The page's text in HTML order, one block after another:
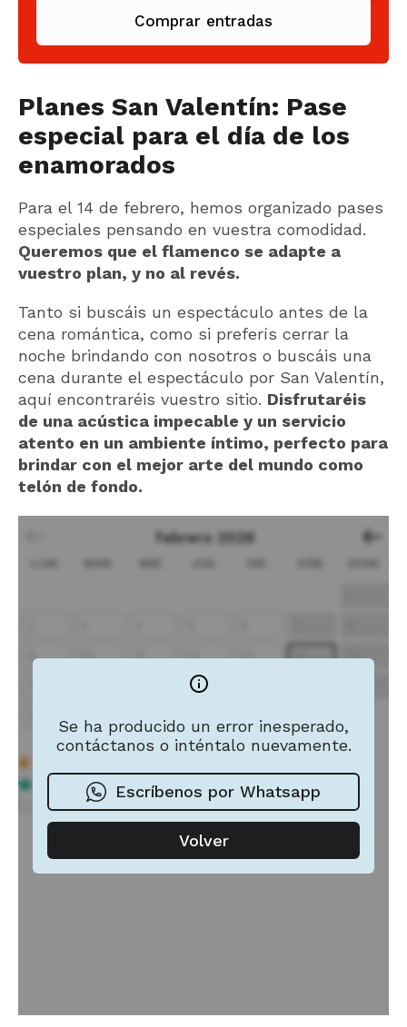
Comprar entradas
Planes San Valentín: Pase
especial para el día de los
enamorados
Para el 14 de febrero, hemos organizado pases
especiales pensando en vuestra comodidad.
Queremos que el flamenco se adapte a
vuestro plan, y no al revés.
Tanto si buscáis un espectáculo antes de la
cena romántica, como si preferís cerrar la
noche brindando con nosotros o buscáis una
cena durante el espectáculo por San Valentín,
aquí encontraréis vuestro sitio. Disfrutaréis
de una acústica impecable y un servicio
atento en un ambiente íntimo, perfecto para
brindar con el mejor arte del mundo como
telón de fondo.